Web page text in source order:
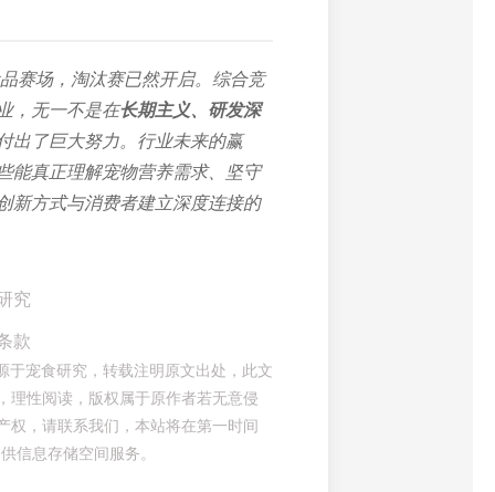
赛场，淘汰赛已然开启。综合竞
，无一不是在长期主义、研发深
出了巨大努力。行业未来的赢
能真正理解宠物营养需求、坚守
新方式与消费者建立深度连接的
究
款
于宠食研究，转载注明原文出处，此文
理性阅读，版权属于原作者若无意侵
权，请联系我们，本站将在第一时间
信息存储空间服务。